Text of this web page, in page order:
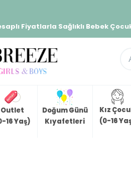
Fiyatlarla Sağlıklı Bebek
Outlet
16 Yaş)
Doğum Günü
Kıyafetleri
Kız
(0-16